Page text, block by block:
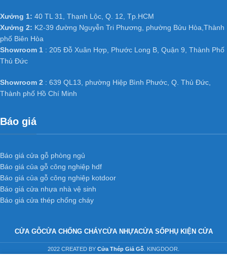
Xưởng 1: 40 TL 31, Thạnh Lộc, Q. 12, Tp.HCM
Xưởng 2: K2-39 đường Nguyễn Tri Phương, phường Bửu Hòa,Thành
phố Biên Hòa
Showroom 1 : 205 Đỗ Xuân Hợp, Phước Long B, Quận 9, Thành Phố
Thủ Đức
Showroom 2 : 639 QL13, phường Hiệp Bình Phước, Q. Thủ Đức,
Thành phố Hồ Chí Minh
Báo giá
Báo giá cửa gỗ phòng ngủ
Báo giá của gỗ công nghiệp hdf
Báo giá của gỗ công nghiệp kotdoor
Báo giá cửa nhựa nhà vệ sinh
Báo giá cửa thép chống cháy
CỬA GỖCỬA CHỐNG CHÁYCỬA NHỰACỬA SỔPHỤ KIỆN CỬA
2022 CREATED BY Cửa Thép Giả Gỗ . KINGDOOR.